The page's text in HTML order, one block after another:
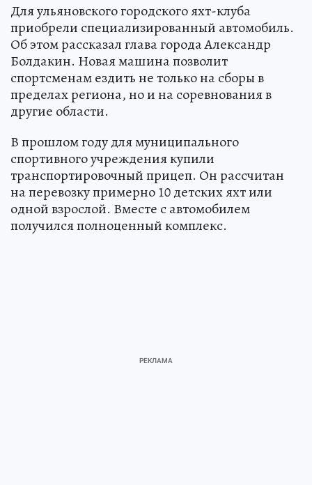
Для ульяновского городского яхт-клуба
приобрели специализированный автомобиль.
Об этом рассказал глава города Александр
Болдакин. Новая машина позволит
спортсменам ездить не только на сборы в
пределах региона, но и на соревнования в
другие области.
В прошлом году для муниципального
спортивного учреждения купили
транспортировочный прицеп. Он рассчитан
на перевозку примерно 10 детских яхт или
одной взрослой. Вместе с автомобилем
получился полноценный комплекс.